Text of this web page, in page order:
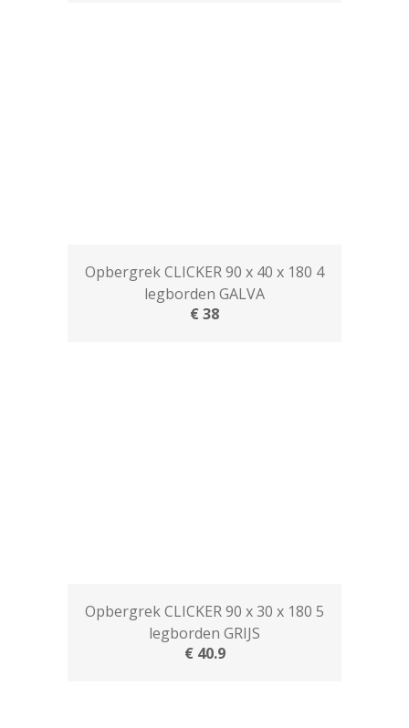
Opbergrek CLICKER 90 x 40 x 180 4
legborden GALVA
€ 38
Opbergrek CLICKER 90 x 30 x 180 5
legborden GRIJS
€ 40.9